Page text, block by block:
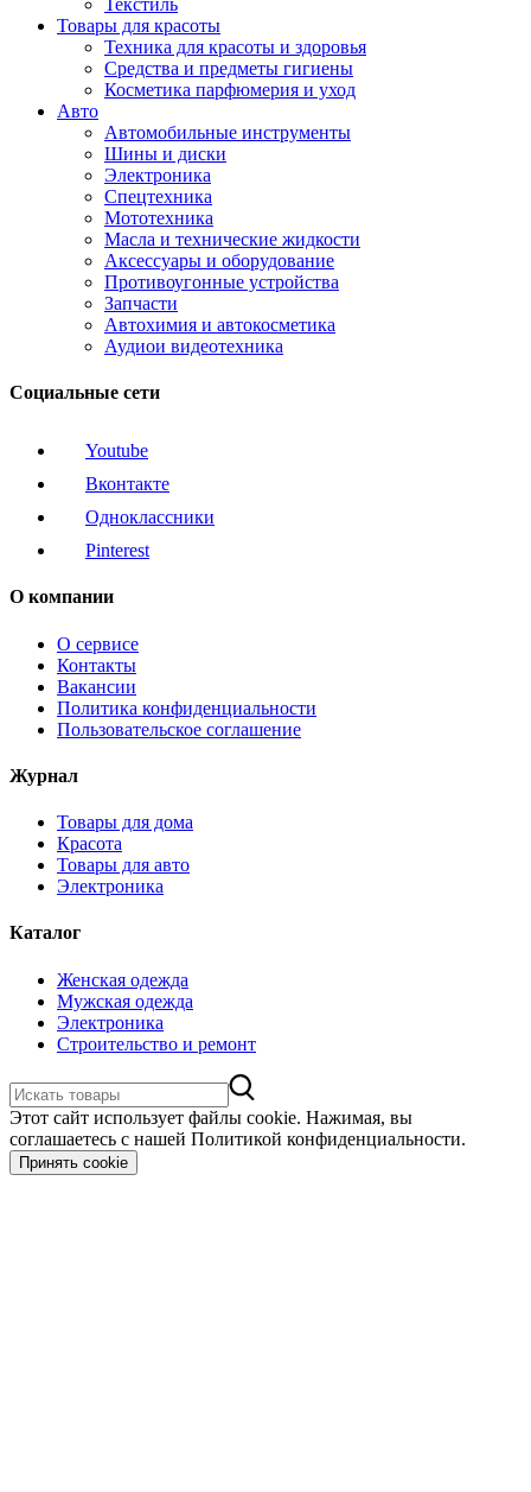
Товары для красоты
Техника для красоты и здоровья
Средства и предметы гигиены
Косметика парфюмерия и уход
Авто
Автомобильные инструменты
Шины и диски
Электроника
Спецтехника
Мототехника
Масла и технические жидкости
Аксессуары и оборудование
Противоугонные устройства
Запчасти
Автохимия и автокосметика
Аудиои видеотехника
Социальные сети
Youtube
Вконтакте
Одноклассники
Pinterest
О компании
О сервисе
Контакты
Вакансии
Политика конфиденциальности
Пользовательское соглашение
Журнал
Товары для дома
Красота
Товары для авто
Электроника
Каталог
Женская одежда
Мужская одежда
Электроника
Строительство и ремонт
Этот сайт использует файлы cookie. Нажимая, вы
соглашаетесь с нашей Политикой конфиденциальности.
Принять cookie